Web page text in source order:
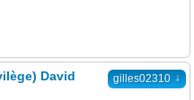
gilles02310 ↓
David